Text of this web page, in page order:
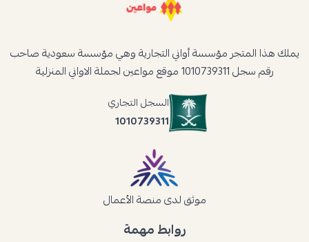
روابط مهمة
يملك هذا المتجر مؤسسة أواني التجارية وهي مؤسسة سعودية صاحب
رقم سجل 1010739311 موقع مواعين لجملة الاواني المنزلية
السجل التجاري
1010739311
موثق لدى منصة الأعمال